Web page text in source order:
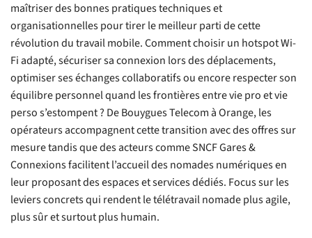
maîtriser des bonnes pratiques techniques et
organisationnelles pour tirer le meilleur parti de cette
révolution du travail mobile. Comment choisir un hotspot Wi-
Fi adapté, sécuriser sa connexion lors des déplacements,
optimiser ses échanges collaboratifs ou encore respecter son
équilibre personnel quand les frontières entre vie pro et vie
perso s’estompent ? De Bouygues Telecom à Orange, les
opérateurs accompagnent cette transition avec des offres sur
mesure tandis que des acteurs comme SNCF Gares &
Connexions facilitent l’accueil des nomades numériques en
leur proposant des espaces et services dédiés. Focus sur les
leviers concrets qui rendent le télétravail nomade plus agile,
plus sûr et surtout plus humain.